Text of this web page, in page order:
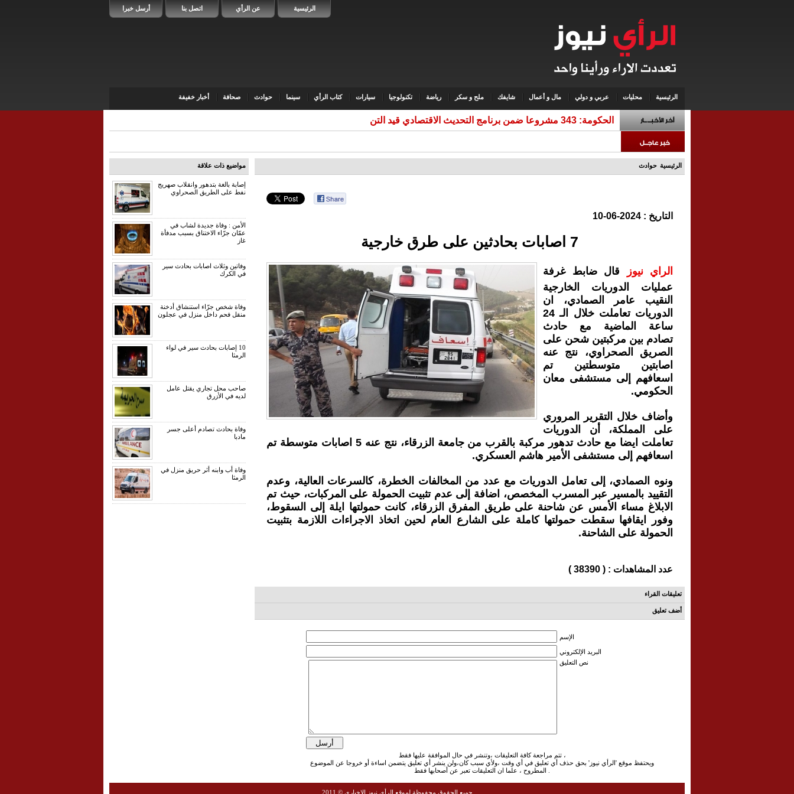
أرسل خبرا اتصل بنا عن الرأي الرئيسية
الرئيسية محليات عربي و دولي مال و أعمال شايفك ملح و سكر رياضة تكنولوجيا سيارات كتاب الرأي سينما حوادث صحافة أخبار خفيفة
الحكومة: 343 مشروعا ضمن برنامج التحديث الاقتصادي قيد التنفيذ
الرئيسية حوادث
التاريخ : 2024-06-10
7 اصابات بحادثين على طرق خارجية
الراي نيوز قال ضابط غرفة
عمليات الدوريات الخارجية
النقيب عامر الصمادي، ان
الدوريات تعاملت خلال الـ 24
ساعة الماضية مع حادث
تصادم بين مركبتين شحن على
الصريق الصحراوي، نتج عنه
اصابتين متوسطتين تم
اسعافهم إلى مستشفى معان
الحكومي.
وأضاف خلال التقرير المروري
على المملكة، أن الدوريات
تعاملت ايضا مع حادث تدهور مركبة بالقرب من جامعة الزرقاء، نتج عنه 5 اصابات متوسطة تم
اسعافهم إلى مستشفى الأمير هاشم العسكري.
ونوه الصمادي، إلى تعامل الدوريات مع عدد من المخالفات الخطرة، كالسرعات العالية، وعدم
التقييد بالمسير عبر المسرب المخصص، اضافة إلى عدم تثبيت الحمولة على المركبات، حيث تم
الابلاغ مساء الأمس عن شاحنة على طريق المفرق الزرقاء، كانت حمولتها ايلة إلى السقوط،
وفور ايقافها سقطت حمولتها كاملة على الشارع العام لحين اتخاذ الاجراءات اللازمة بتثبيت
الحمولة على الشاحنة.
عدد المشاهدات : ( 38390 )
تعليقات القراء
أضف تعليق
الإسم
البريد الإلكتروني
نص التعليق
تتم مراجعة كافة التعليقات ،وتنشر في حال الموافقة عليها فقط ،
ويحتفظ موقع 'الرأي نيوز' بحق حذف أي تعليق في أي وقت ،ولأي سبب كان،ولن ينشر أي تعليق يتضمن اساءة أو خروجا عن الموضوع
مواضيع ذات علاقة
إصابة بالغة بتدهور وانقلاب صهريج
نفط على الطريق الصحراوي
الأمن : وفاة جديدة لشاب في
عمّان جرّاء الاختناق بسبب مدفأة
غاز
وفاتين وثلاث اصابات بحادث سير
في الكرك
وفاة شخص جرّاء استنشاق أدخنة
منقل فحم داخل منزل في عجلون
10 إصابات بحادث سير في لواء
الرمثا
صاحب محل تجاري يقتل عامل
لديه في الأزرق
وفاة بحادث تصادم أعلى جسر
مادبا
وفاة أب وابنه أثر حريق منزل في
الرمثا
جميع الحقوق محفوظة لموقع الرأي نيوز الإخباري © 2011